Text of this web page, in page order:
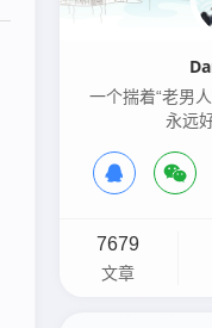
一个揣着“老男
永远
7679
文章